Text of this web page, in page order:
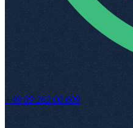
+49 89 262 00 609